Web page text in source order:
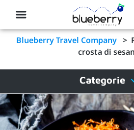
Blueberry Travel Company>
crosta di
Categorie